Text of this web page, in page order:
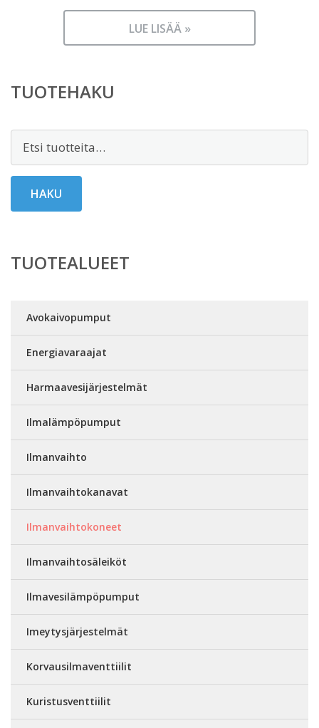
LUE LISÄÄ »
TUOTEHAKU
Etsi:
HAKU
TUOTEALUEET
Avokaivopumput
Energiavaraajat
Harmaavesijärjestelmät
Ilmalämpöpumput
Ilmanvaihto
Ilmanvaihtokanavat
Ilmanvaihtokoneet
Ilmanvaihtosäleiköt
Ilmavesilämpöpumput
Imeytysjärjestelmät
Korvausilmaventtiilit
Kuristusventtiilit